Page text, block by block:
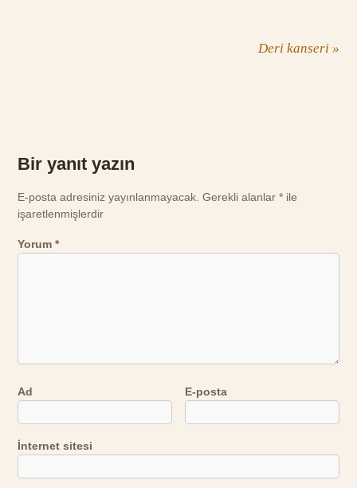
Deri kanseri »
Bir yanıt yazın
E-posta adresiniz yayınlanmayacak. Gerekli alanlar* ile
işaretlenmişlerdir
Yorum*
Ad E-posta
İnternet sitesi